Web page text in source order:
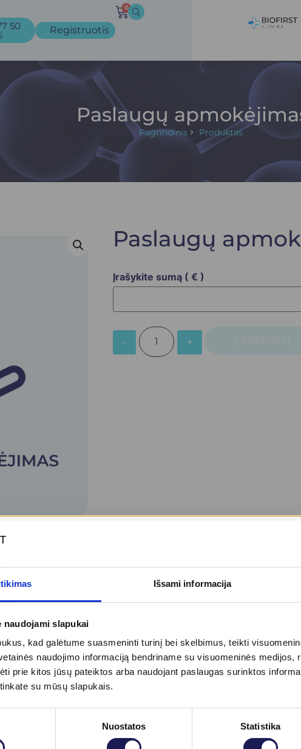
Išsami informacija
naudojami slapukai
kad galėtume suasmeninti turinį bei skelbimus, teikti
naudojimo informaciją bendriname su visuomeninės medijos,
prie kitos jūsų pateiktos arba naudojant paslaugas surinktos
su mūsų slapukais.
Nuostatos Statistika
50
Registruotis
0
Paslaugų
Pagrindinis Produktas
Paslaugų
Įrašykite sumą ( € )
norimą sumą ir pereidami prie mokėjimo.